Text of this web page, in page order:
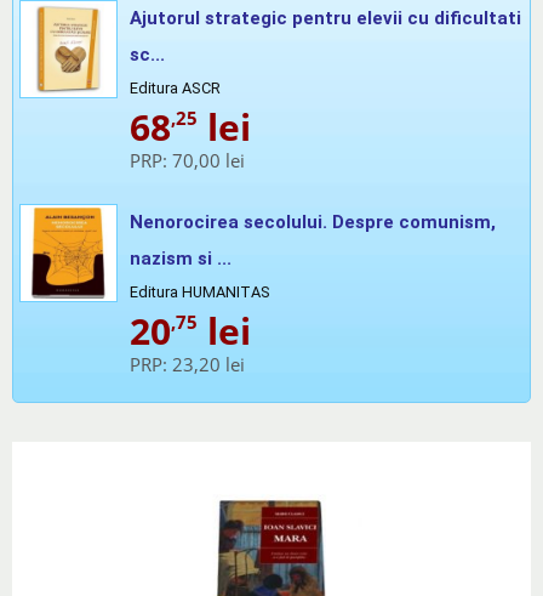
Ajutorul strategic pentru elevii cu dificultati
sc...
Editura ASCR
68,25 lei
PRP: 70,00 lei
Nenorocirea secolului. Despre comunism,
nazism si ...
Editura HUMANITAS
20,75 lei
PRP: 23,20 lei